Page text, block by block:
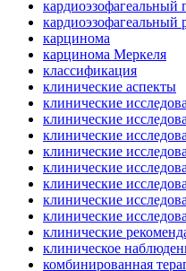
кардиоэзофагеальный
кардиоэзофагеальный
карцинома
карцинома Меркеля
классификация
клинические аспекты
клинические
клинические
клинические
клинические
клинические
клинические
клинические
клинические
клинические
клиническое
комбинированная